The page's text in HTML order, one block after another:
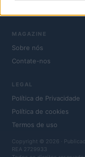
MAGAZINE
Sobre nós
Contate-nos
LEGAL
Política de Privacidade
Política de cookies
Termos de uso
Copyright © 2026 ·
REA 2729933